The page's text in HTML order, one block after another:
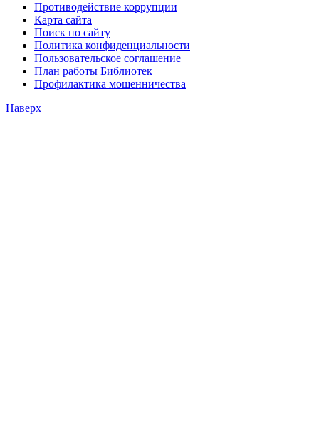
Противодействие коррупции
Карта сайта
Поиск по сайту
Политика конфиденциальности
Пользовательское соглашение
План работы Библиотек
Профилактика мошенничества
Наверх